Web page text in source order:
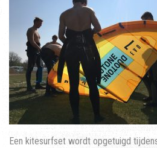
Een kitesurfset wordt opgetuigd